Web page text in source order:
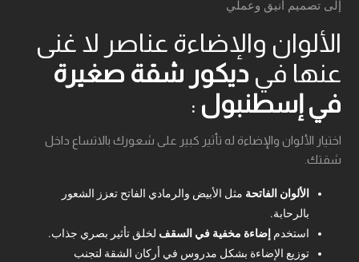
إلى تصميم أنيق وعملي
الألوان والإضاءة عناصر لا غنى
عنها في ديكور شقة صغيرة
في إسطنبول :
اختيار الألوان والإضاءة له تأثير كبير على شعورك بالاتساع داخل
شقتك.
الألوان الفاتحة مثل الأبيض والرمادي الفاتح تعزز الشعور
بالرحابة.
استخدم إضاءة مخفية في السقف لخلق تأثير بصري جذاب.
توزيع الإضاءة بشكل مدروس في أركان الشقة لتجنب